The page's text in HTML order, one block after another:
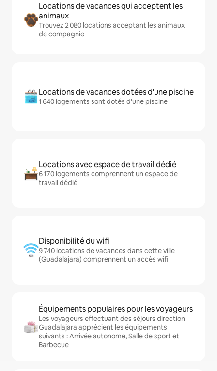
Locations de vacances qui acceptent les
animaux
Trouvez 2 080 locations acceptant les animaux
de compagnie
Locations de vacances dotées d'une piscine
1 640 logements sont dotés d'une piscine
Locations avec espace de travail dédié
6 170 logements comprennent un espace de
travail dédié
Disponibilité du wifi
9 740 locations de vacances dans cette ville
(Guadalajara) comprennent un accès wifi
Équipements populaires pour les voyageurs
Les voyageurs effectuant des séjours direction
Guadalajara apprécient les équipements
suivants : Arrivée autonome, Salle de sport et
Barbecue